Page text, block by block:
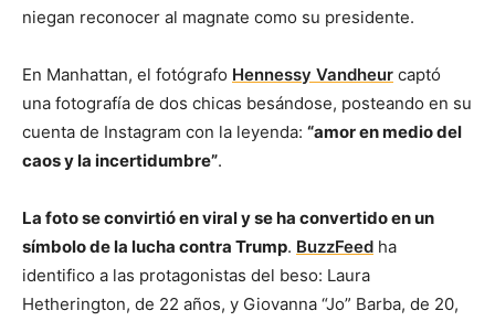
niegan reconocer al magnate como su presidente.
En Manhattan, el fotógrafo Hennessy Vandheur captó
una fotografía de dos chicas besándose, posteando en su
cuenta de Instagram con la leyenda: “amor en medio del
caos y la incertidumbre”.
La foto se convirtió en viral y se ha convertido en un
símbolo de la lucha contra Trump. BuzzFeed ha
identifico a las protagonistas del beso: Laura
Hetherington, de 22 años, y Giovanna “Jo” Barba, de 20,